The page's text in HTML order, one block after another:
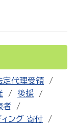
定代理受領
後援
者
ィング 寄付